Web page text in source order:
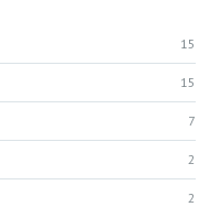
15
15
7
2
2